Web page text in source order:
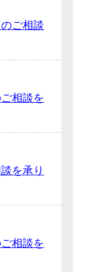
ご相談
相談を
を承り
相談を